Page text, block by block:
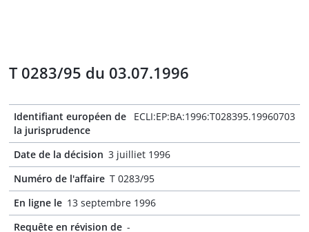
T 0283/95 du 03.07.1996
Identifiant européen de
la jurisprudence
ECLI:EP:BA:1996:T028395.19960703
Date de la décision 3 juilliet 1996
Numéro de l'affaire T 0283/95
En ligne le 13 septembre 1996
Requête en révision de -